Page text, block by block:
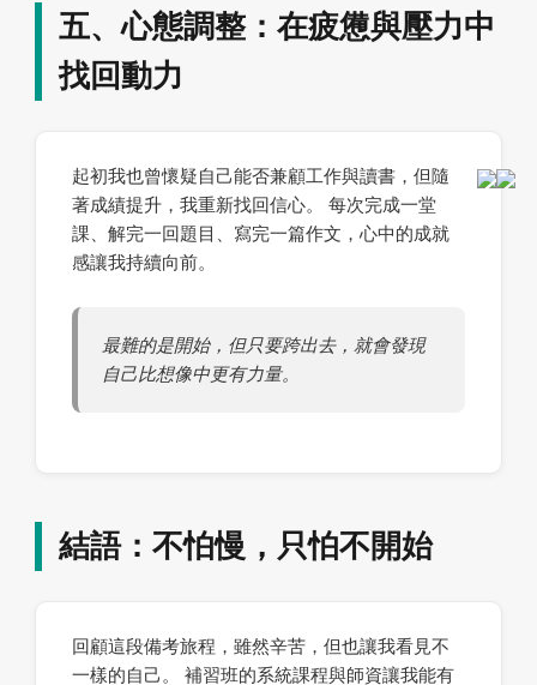
五、心態調整：在疲憊與壓力中
找回動力
起初我也曾懷疑自己能否兼顧工作與讀書，但隨
著成績提升，我重新找回信心。 每次完成一堂
課、解完一回題目、寫完一篇作文，心中的成就
感讓我持續向前。
最難的是開始，但只要跨出去，就會發現
自己比想像中更有力量。
結語：不怕慢，只怕不開始
回顧這段備考旅程，雖然辛苦，但也讓我看見不
一樣的自己。 補習班的系統課程與師資讓我能有